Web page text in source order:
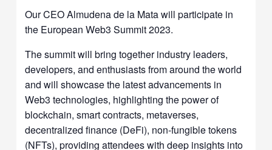
Our CEO Almudena de la Mata will participate in
the European Web3 Summit 2023.
The summit will bring together industry leaders,
developers, and enthusiasts from around the world
and will showcase the latest advancements in
Web3 technologies, highlighting the power of
blockchain, smart contracts, metaverses,
decentralized finance (DeFi), non-fungible tokens
(NFTs), providing attendees with deep insights into